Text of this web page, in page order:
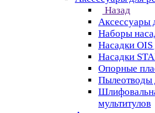
Назад
Аксессуары
Наборы
Насадки OIS
Насадки
Опорные
Пылеотводы
мультитулов